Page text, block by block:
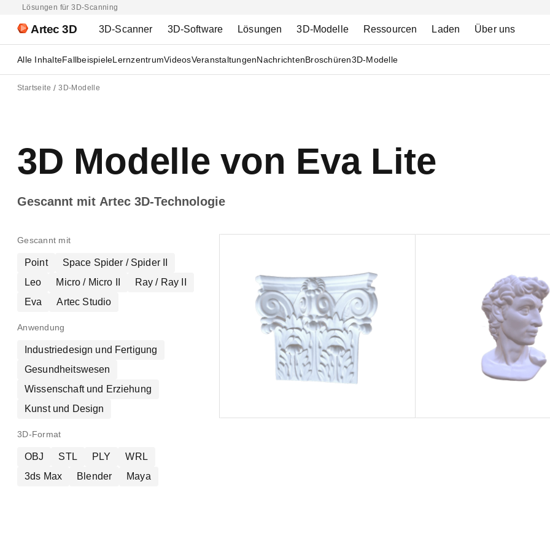
Lösungen für 3D-Scanning
Artec 3D 3D-Scanner 3D-Software Lösungen 3D-Modelle Ressourcen Laden Über uns
Alle InhalteFallbeispieleLernzentrumVideosVeranstaltungenNachrichtenBroschüren3D-Modelle
Startseite 3D-Modelle
3D Modelle von Eva Lite
Gescannt mit Artec 3D-Technologie
Gescannt mit
Point
Space Spider / Spider II
Leo
Micro / Micro II
Ray / Ray II
Eva
Artec Studio
Anwendung
Industriedesign und Fertigung
Gesundheitswesen
Wissenschaft und Erziehung
Kunst und Design
3D-Format
OBJ STL PLY
WRL
3ds Max
Blender Maya